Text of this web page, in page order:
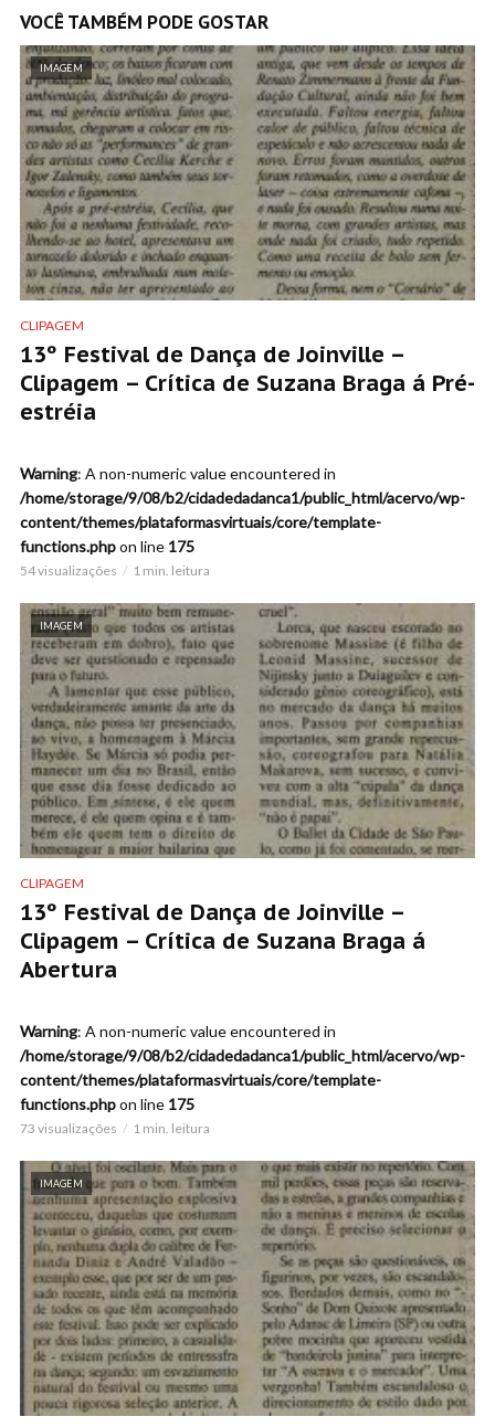
VOCÊ TAMBÉM PODE GOSTAR
IMAGEM
CLIPAGEM
13º Festival de Dança de Joinville –
Clipagem – Crítica de Suzana Braga á Pré-
estréia
Warning: A non-numeric value encountered in
/home/storage/9/08/b2/cidadedadanca1/public_html/acervo/wp-
content/themes/plataformasvirtuais/core/template-
functions.phpon line 175
54 visualizações 1 min. leitura
IMAGEM
CLIPAGEM
13º Festival de Dança de Joinville –
Clipagem – Crítica de Suzana Braga á
Abertura
Warning: A non-numeric value encountered in
/home/storage/9/08/b2/cidadedadanca1/public_html/acervo/wp-
content/themes/plataformasvirtuais/core/template-
functions.phpon line 175
73 visualizações 1 min. leitura
IMAGEM